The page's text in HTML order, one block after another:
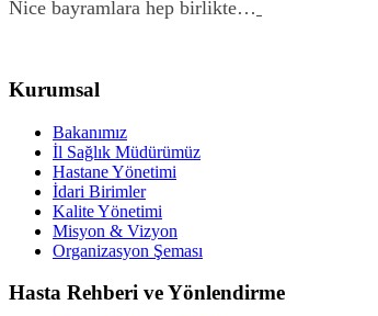
Nice bayramlara hep birlikte…
Kurumsal
Bakanımız
İl Sağlık Müdürümüz
Hastane Yönetimi
İdari Birimler
Kalite Yönetimi
Misyon & Vizyon
Organizasyon Şeması
Hasta Rehberi ve Yönlendirme